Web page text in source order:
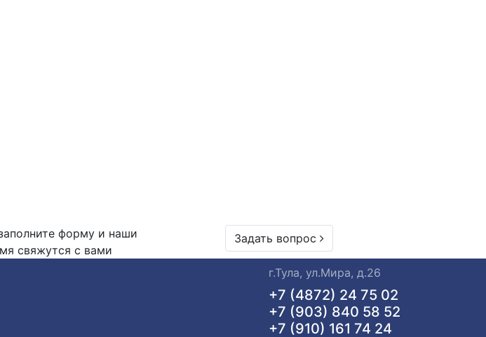
форму и наши
свяжутся с вами
Задать вопрос
г.Тула, ул.Мира, д.26
+7 (4872) 24 75 02
+7 (903) 840 58 52
+7 (910) 161 74 24